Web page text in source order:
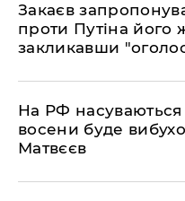
Закаєв
проти Путіна його
закликавши
На РФ насуваються
восени буде
Матвєєв